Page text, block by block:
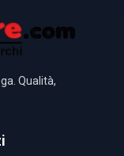
Qualità,